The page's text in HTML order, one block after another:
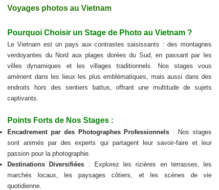
Voyages photos au Vietnam
Pourquoi Choisir un Stage de Photo au Vietnam ?
Le Vietnam est un pays aux contrastes saisissants : des montagnes
verdoyantes du Nord aux plages dorées du Sud, en passant par les
villes dynamiques et les villages traditionnels. Nos stages vous
amènent dans les lieux les plus emblématiques, mais aussi dans des
endroits hors des sentiers battus, offrant une multitude de sujets
captivants.
Points Forts de Nos Stages :
Encadrement par des Photographes Professionnels : Nos stages
sont animés par des experts qui partagent leur savoir-faire et leur
passion pour la photographie.
Destinations Diversifiées : Explorez les rizières en terrasses, les
marchés locaux, les paysages côtiers, et les scènes de vie
quotidienne.